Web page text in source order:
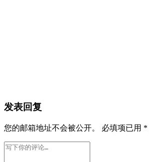
发表回复
您的邮箱地址不会被公开。 必填项已用 *